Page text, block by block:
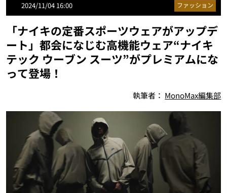
2024/11/04 16:00 ファッション
「ナイキの定番スポーツウェアがアップデ
ート」都会になじむ高機能ウェア“ナイキ
テック ウーブン スーツ”がプレミアムにな
って登場！
執筆者： MonoMax編集部